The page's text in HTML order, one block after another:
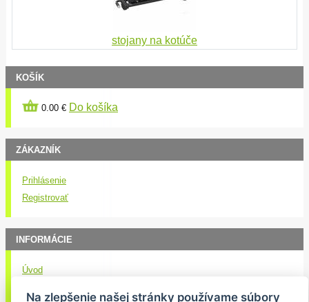
stojany na kotúče
KOŠÍK
0.00 € Do košíka
ZÁKAZNÍK
Prihlásenie
Registrovať
INFORMÁCIE
Úvod
Na zlepšenie našej stránky používame súbory